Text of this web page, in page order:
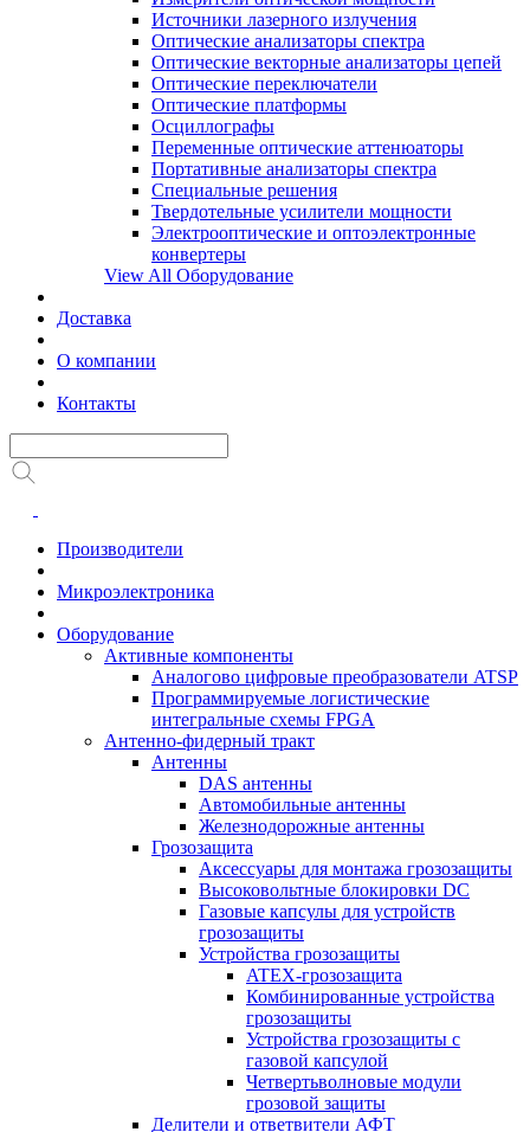
Источники лазерного излучения
Оптические анализаторы спектра
Оптические векторные анализаторы цепей
Оптические переключатели
Оптические платформы
Осциллографы
Переменные оптические аттенюаторы
Портативные анализаторы спектра
Специальные решения
Твердотельные усилители мощности
Электрооптические и оптоэлектронные
конвертеры
View All Оборудование
Доставка
О компании
Контакты
Производители
Микроэлектроника
Оборудование
Активные компоненты
Аналогово цифровые преобразователи ATSP
Программируемые логистические
интегральные схемы FPGA
Антенно-фидерный тракт
Антенны
DAS антенны
Автомобильные антенны
Железнодорожные антенны
Грозозащита
Аксессуары для монтажа грозозащиты
Высоковольтные блокировки DC
Газовые капсулы для устройств
грозозащиты
Устройства грозозащиты
ATEX-грозозащита
Комбинированные устройства
грозозащиты
Устройства грозозащиты с
газовой капсулой
Четвертьволновые модули
грозовой защиты
Делители и ответвители АФТ